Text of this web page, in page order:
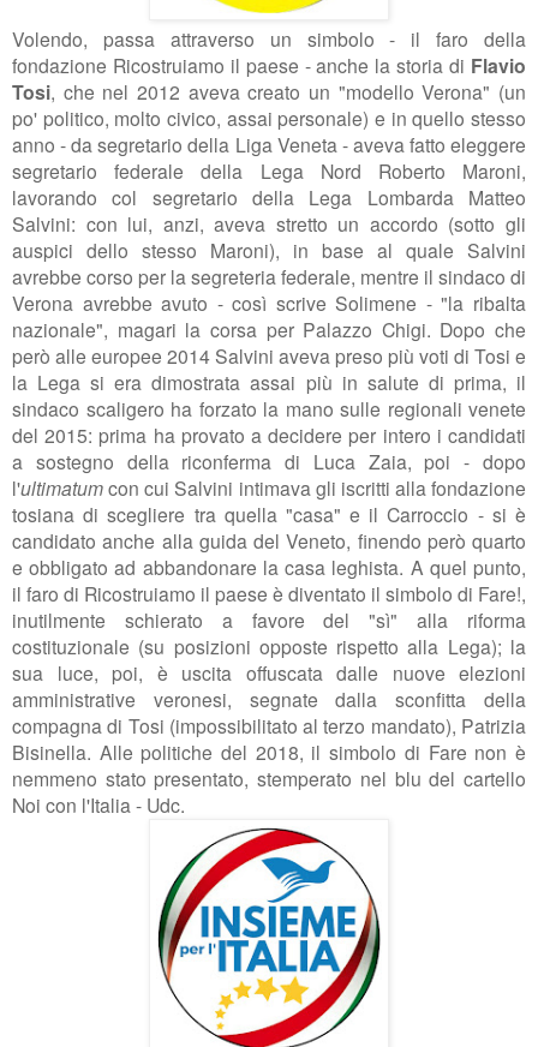
Volendo, passa attraverso un simbolo - il faro della
fondazione Ricostruiamo il paese - anche la storia di Flavio
Tosi, che nel 2012 aveva creato un "modello Verona" (un
po' politico, molto civico, assai personale) e in quello stesso
anno - da segretario della Liga Veneta - aveva fatto eleggere
segretario federale della Lega Nord Roberto Maroni,
lavorando col segretario della Lega Lombarda Matteo
Salvini: con lui, anzi, aveva stretto un accordo (sotto gli
auspici dello stesso Maroni), in base al quale Salvini
avrebbe corso per la segreteria federale, mentre il sindaco di
Verona avrebbe avuto - così scrive Solimene - "la ribalta
nazionale", magari la corsa per Palazzo Chigi. Dopo che
però alle europee 2014 Salvini aveva preso più voti di Tosi e
la Lega si era dimostrata assai più in salute di prima, il
sindaco scaligero ha forzato la mano sulle regionali venete
del 2015: prima ha provato a decidere per intero i candidati
a sostegno della riconferma di Luca Zaia, poi - dopo
l'ultimatumcon cui Salvini intimava gli iscritti alla fondazione
tosiana di scegliere tra quella "casa" e il Carroccio - si è
candidato anche alla guida del Veneto, finendo però quarto
e obbligato ad abbandonare la casa leghista. A quel punto,
il faro di Ricostruiamo il paese è diventato il simbolo di Fare!,
inutilmente schierato a favore del "sì" alla riforma
costituzionale (su posizioni opposte rispetto alla Lega); la
sua luce, poi, è uscita offuscata dalle nuove elezioni
amministrative veronesi, segnate dalla sconfitta della
compagna di Tosi (impossibilitato al terzo mandato), Patrizia
Bisinella. Alle politiche del 2018, il simbolo di Fare non è
nemmeno stato presentato, stemperato nel blu del cartello
Noi con l'Italia - Udc.